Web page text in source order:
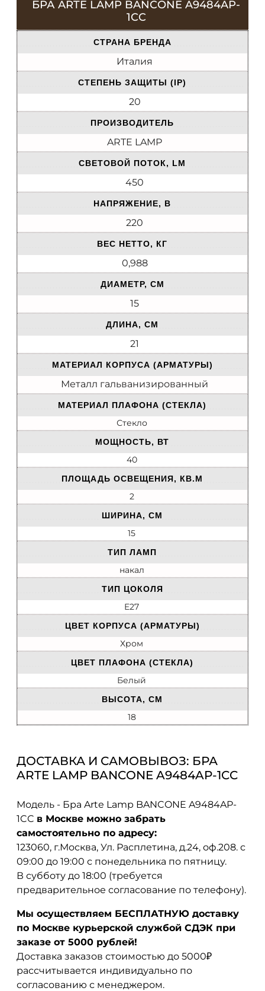
БРА ARTE LAMP BANCONE A9484AP-
1CC
СТРАНА БРЕНДА
Италия
СТЕПЕНЬ ЗАЩИТЫ (IP)
20
ПРОИЗВОДИТЕЛЬ
ARTE LAMP
СВЕТОВОЙ ПОТОК, LM
450
НАПРЯЖЕНИЕ, В
220
ВЕС НЕТТО, КГ
0,988
ДИАМЕТР, СМ
15
ДЛИНА, СМ
21
МАТЕРИАЛ КОРПУСА (АРМАТУРЫ)
Металл гальванизированный
МАТЕРИАЛ ПЛАФОНА (СТЕКЛА)
Стекло
МОЩНОСТЬ, ВТ
40
ПЛОЩАДЬ ОСВЕЩЕНИЯ, КВ.М
2
ШИРИНА, СМ
15
ТИП ЛАМП
накал
ТИП ЦОКОЛЯ
E27
ЦВЕТ КОРПУСА (АРМАТУРЫ)
Хром
ЦВЕТ ПЛАФОНА (СТЕКЛА)
Белый
ВЫСОТА, СМ
18
ДОСТАВКА И САМОВЫВОЗ: БРА
ARTE LAMP BANCONE A9484AP-1CC
Модель - Бра Arte Lamp BANCONE A9484AP-
1CC в Москве можно забрать
самостоятельно по адресу:
123060, г.Москва, Ул. Расплетина, д.24, оф.208. с
09:00 до 19:00 с понедельника по пятницу.
В субботу до 18:00 (требуется
предварительное согласование по телефону).
Мы осуществляем БЕСПЛАТНУЮ доставку
по Москве курьерской службой СДЭК при
заказе от 5000 рублей!
Доставка заказов стоимостью до 5000₽
рассчитывается индивидуально по
согласованию с менеджером.